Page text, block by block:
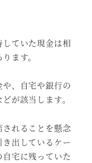
ていた現金は相
ます。
、自宅や銀行の
が該当します。
れることを懸念
出しているケー
宅に残っていた